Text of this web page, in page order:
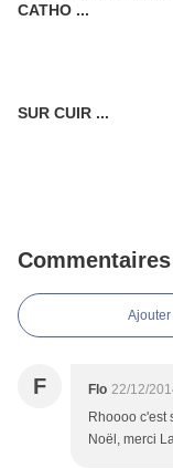
CATHO ...
SUR CUIR ...
Commentaires
F Flo 22/12/
Rhoooo c'est
Noël, merci